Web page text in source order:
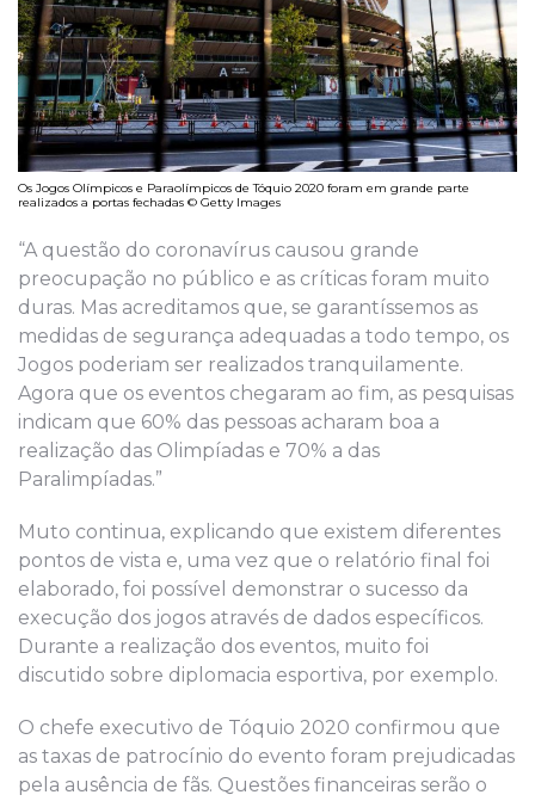
Os Jogos Olímpicos e Paraolímpicos de Tóquio 2020 foram em grande parte
realizados a portas fechadas © Getty Images
“A questão do coronavírus causou grande
preocupação no público e as críticas foram muito
duras. Mas acreditamos que, se garantíssemos as
medidas de segurança adequadas a todo tempo, os
Jogos poderiam ser realizados tranquilamente.
Agora que os eventos chegaram ao fim, as pesquisas
indicam que 60% das pessoas acharam boa a
realização das Olimpíadas e 70% a das
Paralimpíadas.”
Muto continua, explicando que existem diferentes
pontos de vista e, uma vez que o relatório final foi
elaborado, foi possível demonstrar o sucesso da
execução dos jogos através de dados específicos.
Durante a realização dos eventos, muito foi
discutido sobre diplomacia esportiva, por exemplo.
O chefe executivo de Tóquio 2020 confirmou que
as taxas de patrocínio do evento foram prejudicadas
pela ausência de fãs. Questões financeiras serão o